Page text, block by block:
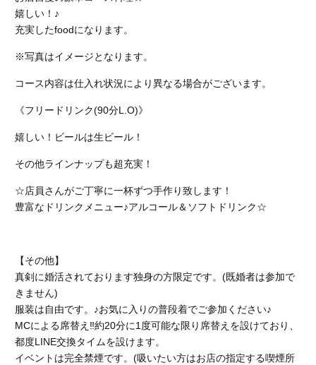
嬉しい！♪
充実したfoodになります。
※写真はイメージとなります。
コース内容は仕入れ状況により異なる場合がございます。
《フリードリンク(90分L.O)》
嬉しい！ビールは生ビール！
その他ラインナップも超充実！
☆店員さんがご丁寧に一杯ずつ手作り致します！
豊富なドリンクメニュー♪アルコール＆ソフトドリンク☆
【その他】
真剣に婚活されております独身の方限定です。(既婚者は参加で
きません)
服装は自由です。♪お気に入りの普段着でご参加ください♪
MCによる席替え‼︎約20分に1度可能な限り席替えを設けており、
都度LINE交換タイムを設けます。
イベントは完全禁煙です。(吸いたい方はお店の指定する喫煙所